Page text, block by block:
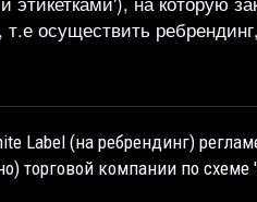
т.е осуществить
Label (на ребрендинг)
торговой компании по